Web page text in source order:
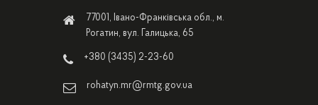
77001, Івано-Франківська обл., м.
Рогатин, вул. Галицька, 65
+380 (3435) 2-23-60
rohatyn.mr@rmtg.gov.ua